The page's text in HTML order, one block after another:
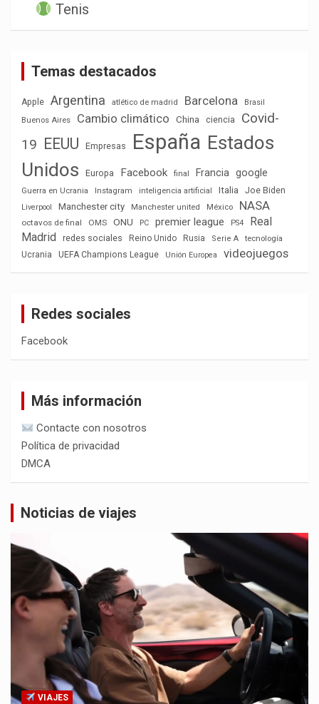
Tenis
Temas destacados
Apple Argentina atlético de madrid Barcelona
Brasil
Buenos Aires
Cambio climático China ciencia
Covid-
19
EEUU Empresas España Estados
Unidos
Europa Facebook final Francia google
Guerra en Ucrania Instagram inteligencia artificial Italia Joe Biden
Liverpool Manchester city Manchester united México NASA
octavos de final OMS ONU PC premier league PS4
Real
Madrid
redes sociales Reino Unido Rusia Serie A
tecnología
Ucrania
UEFA Champions League Unión Europea videojuegos
Redes sociales
Facebook
Más información
Contacte con nosotros
Política de privacidad
DMCA
Noticias de viajes
VIAJES